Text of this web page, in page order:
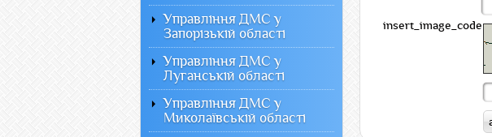
insert_image_code:
Управління ДМС у
Запорізькій області
Управління ДМС у
Луганській області
Управління ДМС у
Миколаївській області